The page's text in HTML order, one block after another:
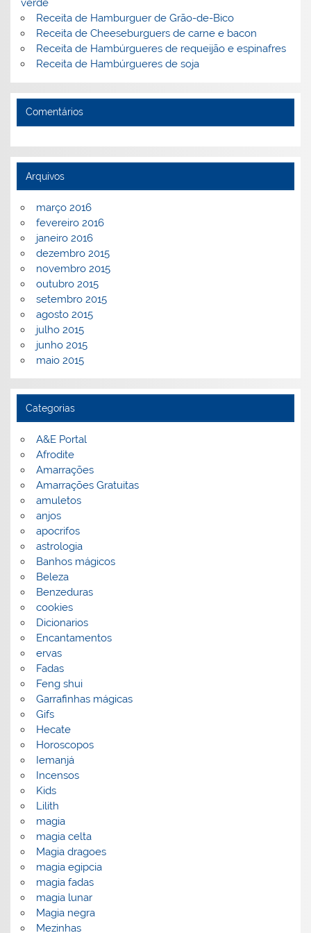
verde
Receita de Hamburguer de Grão-de-Bico
Receita de Cheeseburguers de carne e bacon
Receita de Hambúrgueres de requeijão e espinafres
Receita de Hambúrgueres de soja
Comentários
Arquivos
março 2016
fevereiro 2016
janeiro 2016
dezembro 2015
novembro 2015
outubro 2015
setembro 2015
agosto 2015
julho 2015
junho 2015
maio 2015
Categorias
A&E Portal
Afrodite
Amarrações
Amarrações Gratuitas
amuletos
anjos
apocrifos
astrologia
Banhos mágicos
Beleza
Benzeduras
cookies
Dicionarios
Encantamentos
ervas
Fadas
Feng shui
Garrafinhas mágicas
Gifs
Hecate
Horoscopos
Iemanjá
Incensos
Kids
Lilith
magia
magia celta
Magia dragoes
magia egipcia
magia fadas
magia lunar
Magia negra
Mezinhas